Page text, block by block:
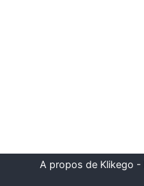
A propos de Klikego -